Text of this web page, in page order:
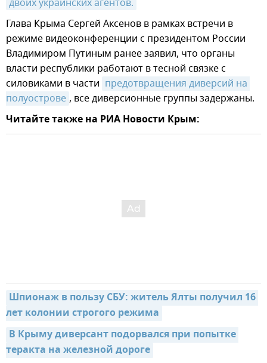
Глава Крыма Сергей Аксенов в рамках встречи в
режиме видеоконференции с президентом России
Владимиром Путиным ранее заявил, что органы
власти республики работают в тесной связке с
силовиками в части предотвращения диверсий на
полуострове , все диверсионные группы задержаны.
Читайте также на РИА Новости Крым:
Шпионаж в пользу СБУ: житель Ялты получил 16
лет колонии строгого режима
В Крыму диверсант подорвался при попытке
теракта на железной дороге